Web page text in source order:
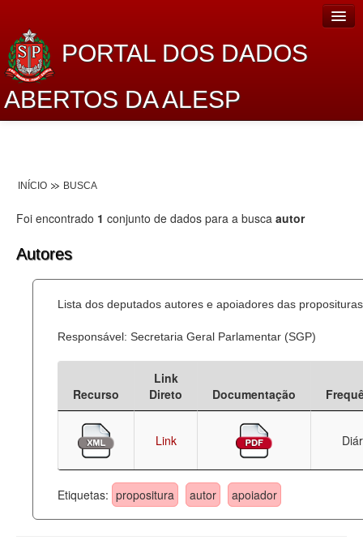
PORTAL DOS DADOS
ABERTOS DA ALESP
Lei de Acesso à Informação
Dados Governamentais Abertos
Processo Legislativo
Deputados Estaduais
Administração
Legislação
Perguntas frequentes
INÍCIO BUSCA
Foi encontrado 1 conjunto de dados para a busca autor
Autores
Lista dos deputados autores e apoiadores das
Responsável: Secretaria Geral Parlamentar (SGP)
Recurso
Link
Direto
Documentação
Link
Etiquetas: propositura autor apoiador